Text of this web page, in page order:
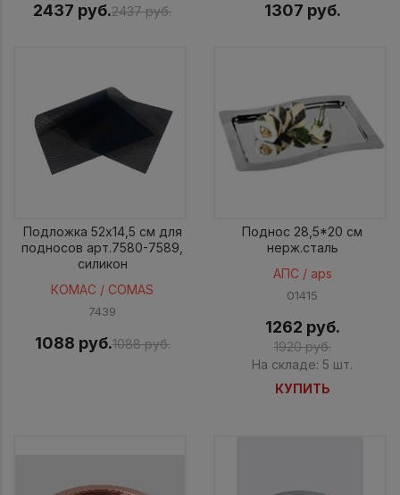
2437 руб.2437 руб. 1307 руб.
Подложка 52x14,5 см для
подносов арт.7580-7589,
силикон
КОМАС / COMAS
7439
1088 руб.1088 руб.
Поднос 28,5*20 см
нерж.сталь
АПС / aps
01415
1262 руб.
1920 руб.
На складе: 5 шт.
КУПИТЬ